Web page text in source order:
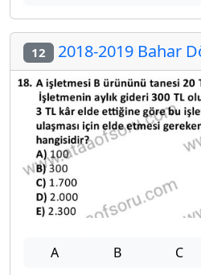
12 2018-2019 Bahar
A B C